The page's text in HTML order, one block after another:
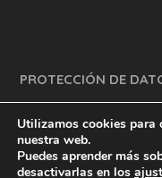
PROTECCIÓN DE
inventtatte es
Utilizamos cookies para
nuestra web.
Puedes aprender más
desactivarlas en los